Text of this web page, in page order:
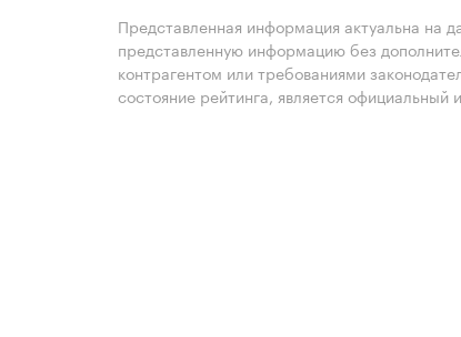
Представленная информация актуальна на
представленную информацию без
контрагентом или требованиями
состояние рейтинга, является